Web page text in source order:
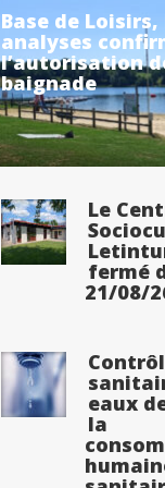
Base de Loisirs,
analyses
l’autorisation
baignade
Le
fermé
21/08/
eaux
la